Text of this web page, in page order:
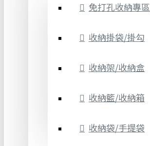
免打孔收納專區
收納掛袋/掛勾
收納架/收納盒
收納籃/收納箱
收納袋/手提袋